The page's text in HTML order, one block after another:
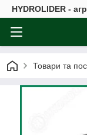
HYDROLIDER -
Товари та